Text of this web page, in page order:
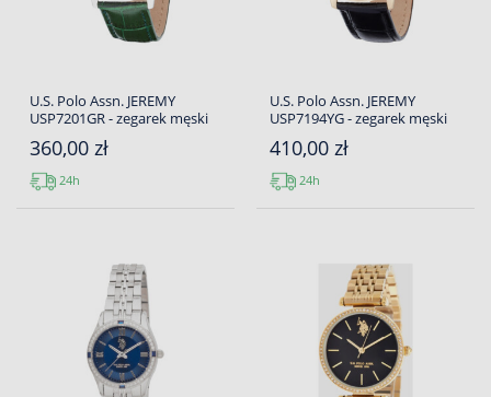
U.S. Polo Assn. JEREMY
USP7201GR - zegarek męski
360,00 zł
24h
U.S. Polo Assn. JEREMY
USP7194YG - zegarek męski
410,00 zł
24h